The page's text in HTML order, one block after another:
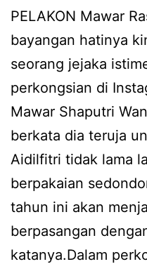
PELAKON Mawar
bayangan hatinya
seorang jejaka
perkongsian di
Mawar Shaputri
berkata dia teruja
Aidilfitri tidak lama
berpakaian
tahun ini akan
berpasangan
katanya.Dalam